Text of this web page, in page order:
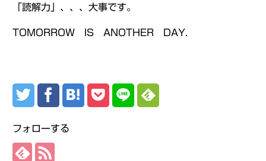
「読解力」、、、大事です。
TOMORROW IS ANOTHER DAY.
フォローする